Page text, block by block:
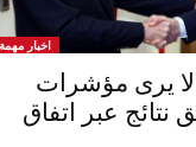
اخبار مهمة
لا يرى مؤشرات
عبر اتفاق